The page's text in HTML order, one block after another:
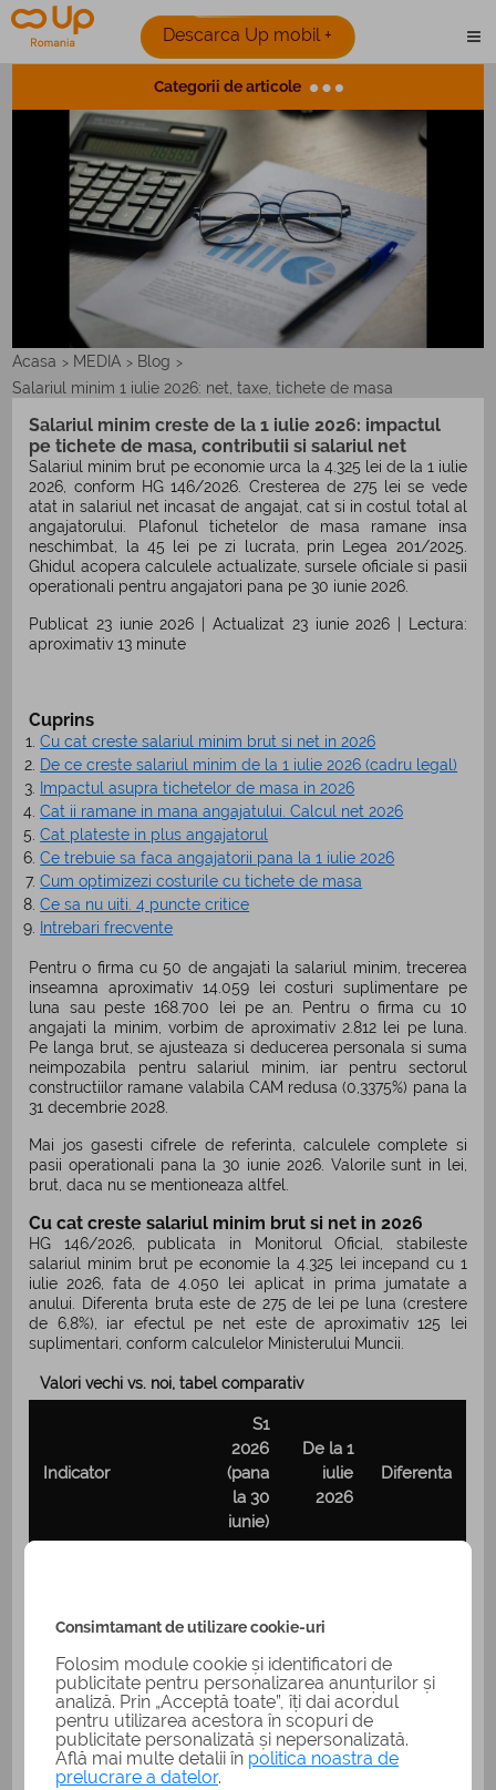
Descarca Up mobil +
Categorii de articole
Acasa > MEDIA > Blog >
Salariul minim 1 iulie 2026: net, taxe, tichete de masa
Salariul minim creste de la 1 iulie 2026: impactul
pe tichete de masa, contributii si salariul net
Salariul minim brut pe economie urca la 4.325 lei de la 1 iulie
2026, conform HG 146/2026. Cresterea de 275 lei se vede
atat in salariul net incasat de angajat, cat si in costul total al
angajatorului. Plafonul tichetelor de masa ramane insa
neschimbat, la 45 lei pe zi lucrata, prin Legea 201/2025.
Ghidul acopera calculele actualizate, sursele oficiale si pasii
operationali pentru angajatori pana pe 30 iunie 2026.
Publicat 23 iunie 2026 | Actualizat 23 iunie 2026 | Lectura:
aproximativ 13 minute
Cuprins
Cu cat creste salariul minim brut si net in 2026
De ce creste salariul minim de la 1 iulie 2026 (cadru legal)
Impactul asupra tichetelor de masa in 2026
Cat ii ramane in mana angajatului. Calcul net 2026
Cat plateste in plus angajatorul
Ce trebuie sa faca angajatorii pana la 1 iulie 2026
Cum optimizezi costurile cu tichete de masa
Ce sa nu uiti. 4 puncte critice
Intrebari frecvente
Pentru o firma cu 50 de angajati la salariul minim, trecerea
inseamna aproximativ 14.059 lei costuri suplimentare pe
luna sau peste 168.700 lei pe an. Pentru o firma cu 10
angajati la minim, vorbim de aproximativ 2.812 lei pe luna.
Pe langa brut, se ajusteaza si deducerea personala si suma
neimpozabila pentru salariul minim, iar pentru sectorul
constructiilor ramane valabila CAM redusa (0,3375%) pana la
31 decembrie 2028.
Mai jos gasesti cifrele de referinta, calculele complete si
pasii operationali pana la 30 iunie 2026. Valorile sunt in lei,
brut, daca nu se mentioneaza altfel.
Cu cat creste salariul minim brut si net in 2026
HG 146/2026, publicata in Monitorul Oficial, stabileste
salariul minim brut pe economie la 4.325 lei incepand cu 1
iulie 2026, fata de 4.050 lei aplicat in prima jumatate a
anului. Diferenta bruta este de 275 de lei pe luna (crestere
de 6,8%), iar efectul pe net este de aproximativ 125 lei
suplimentari, conform calculelor Ministerului Muncii.
Valori vechi vs. noi, tabel comparativ
Indicator
S1
2026
(pana
la 30
iunie)
De la 1
iulie
2026
Diferenta
Suma
neimpozabila (din
salariul minim)
300 lei 200 lei
Brut taxabil (dupa
scutire)
3.750
lei
4.125
lei
+375 lei
Consimtamant de utilizare cookie-uri
Folosim module cookie și identificatori de
publicitate pentru personalizarea anunțurilor și
analiză. Prin „Acceptă toate”, îți dai acordul
pentru utilizarea acestora în scopuri de
publicitate personalizată și nepersonalizată.
Află mai multe detalii în politica noastra de
prelucrare a datelor.